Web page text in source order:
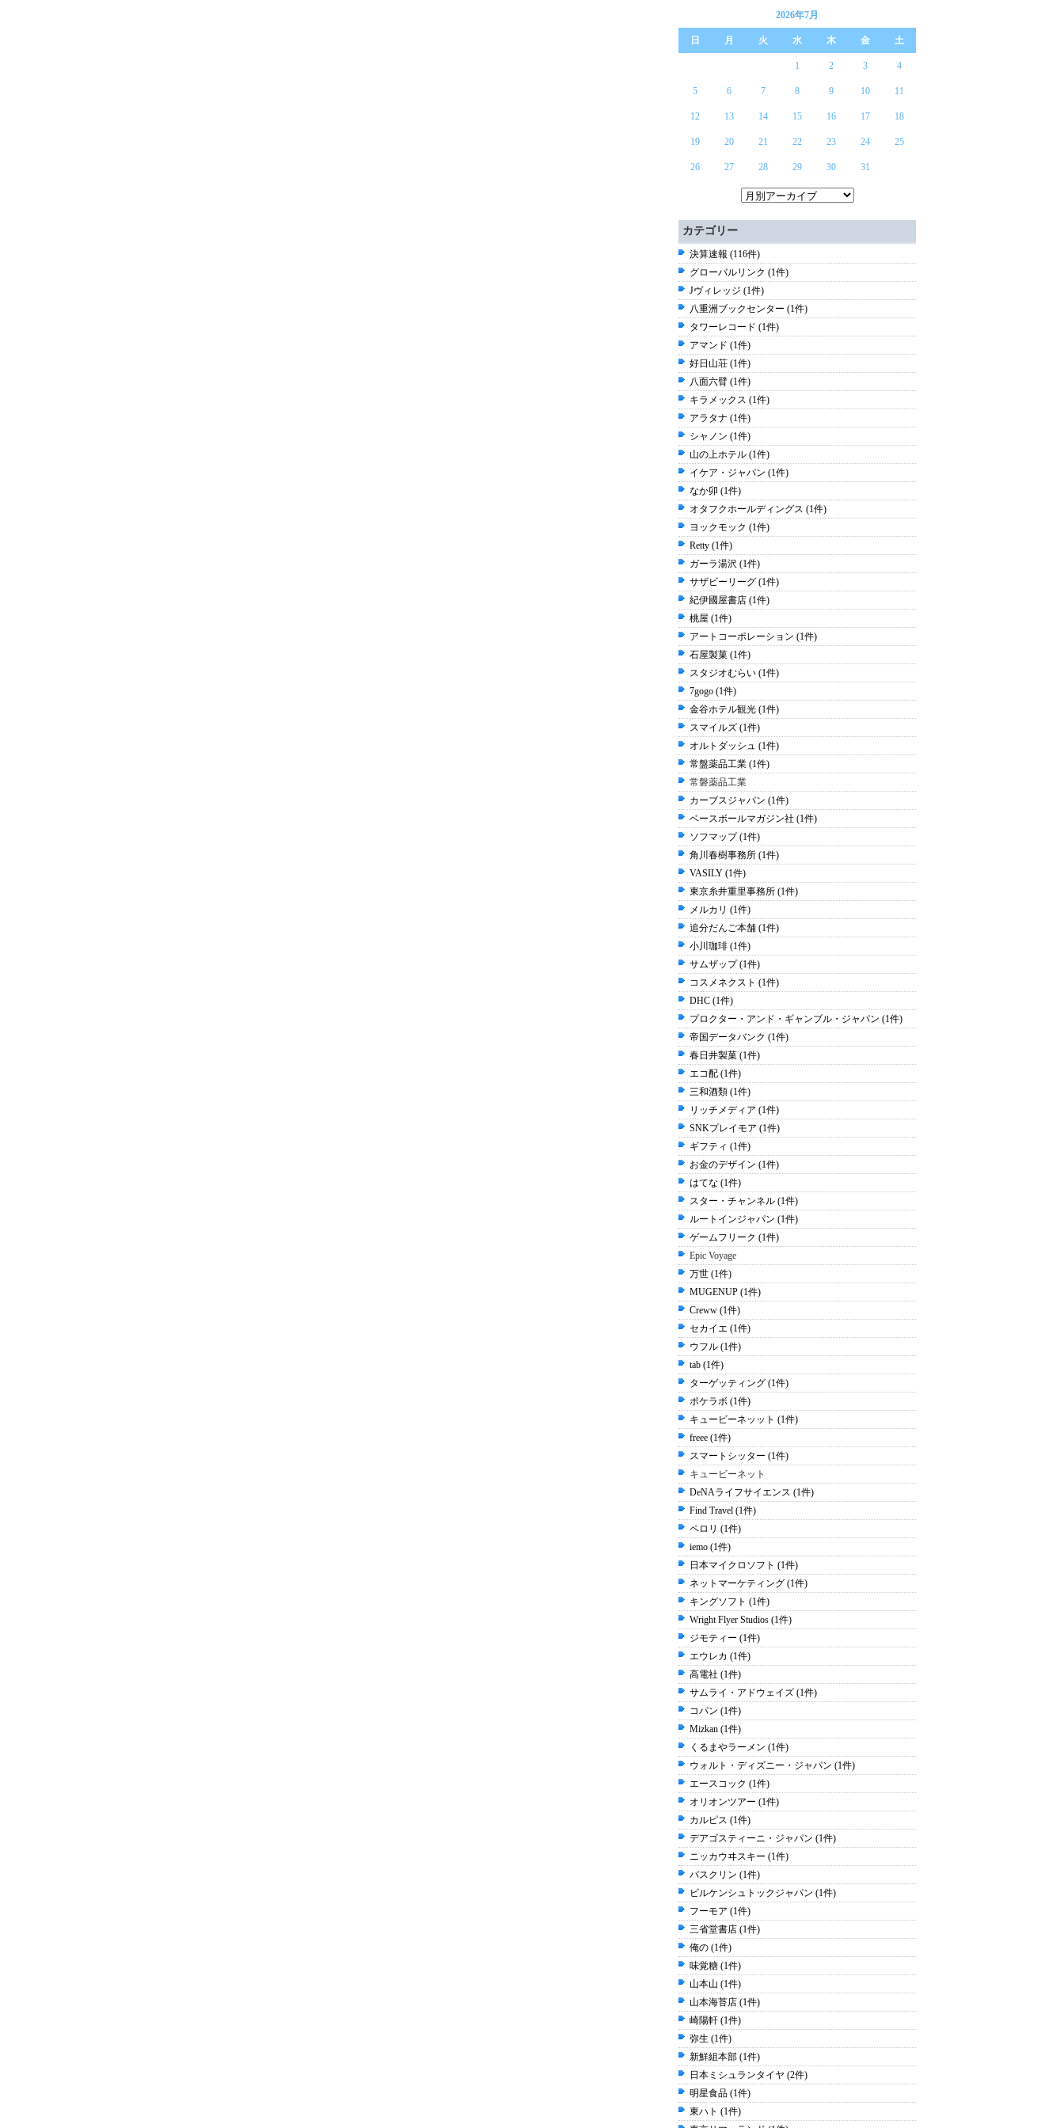
2026年7月
日 月 火 水 木 金 土
1 2 3 4
5 6 7 8 9 10 11
12 13 14 15 16 17 18
19 20 21 22 23 24 25
26 27 28 29 30 31
カテゴリー
決算速報 (116件)
グローバルリンク (1件)
Jヴィレッジ (1件)
八重洲ブックセンター (1件)
タワーレコード (1件)
アマンド (1件)
好日山荘 (1件)
八面六臂 (1件)
キラメックス (1件)
アラタナ (1件)
シャノン (1件)
山の上ホテル (1件)
イケア・ジャパン (1件)
なか卯 (1件)
オタフクホールディングス (1件)
ヨックモック (1件)
Retty (1件)
ガーラ湯沢 (1件)
サザビーリーグ (1件)
紀伊國屋書店 (1件)
桃屋 (1件)
アートコーポレーション (1件)
石屋製菓 (1件)
スタジオむらい (1件)
7gogo (1件)
金谷ホテル観光 (1件)
スマイルズ (1件)
オルトダッシュ (1件)
常盤薬品工業 (1件)
常磐薬品工業
カーブスジャパン (1件)
ベースボールマガジン社 (1件)
ソフマップ (1件)
角川春樹事務所 (1件)
VASILY (1件)
東京糸井重里事務所 (1件)
メルカリ (1件)
追分だんご本舗 (1件)
小川珈琲 (1件)
サムザップ (1件)
コスメネクスト (1件)
DHC (1件)
プロクター・アンド・ギャンブル・ジャパン (1件)
帝国データバンク (1件)
春日井製菓 (1件)
エコ配 (1件)
三和酒類 (1件)
リッチメディア (1件)
SNKプレイモア (1件)
ギフティ (1件)
お金のデザイン (1件)
はてな (1件)
スター・チャンネル (1件)
ルートインジャパン (1件)
ゲームフリーク (1件)
Epic Voyage
万世 (1件)
MUGENUP (1件)
Creww (1件)
セカイエ (1件)
ウフル (1件)
tab (1件)
ターゲッティング (1件)
ポケラボ (1件)
キュービーネッット (1件)
freee (1件)
スマートシッター (1件)
キュービーネット
DeNAライフサイエンス (1件)
Find Travel (1件)
ペロリ (1件)
iemo (1件)
日本マイクロソフト (1件)
ネットマーケティング (1件)
キングソフト (1件)
Wright Flyer Studios (1件)
ジモティー (1件)
エウレカ (1件)
高電社 (1件)
サムライ・アドウェイズ (1件)
コパン (1件)
Mizkan (1件)
くるまやラーメン (1件)
ウォルト・ディズニー・ジャパン (1件)
エースコック (1件)
オリオンツアー (1件)
カルピス (1件)
デアゴスティーニ・ジャパン (1件)
ニッカウヰスキー (1件)
バスクリン (1件)
ビルケンシュトックジャパン (1件)
フーモア (1件)
三省堂書店 (1件)
俺の (1件)
味覚糖 (1件)
山本山 (1件)
山本海苔店 (1件)
崎陽軒 (1件)
弥生 (1件)
新鮮組本部 (1件)
日本ミシュランタイヤ (2件)
明星食品 (1件)
東ハト (1件)